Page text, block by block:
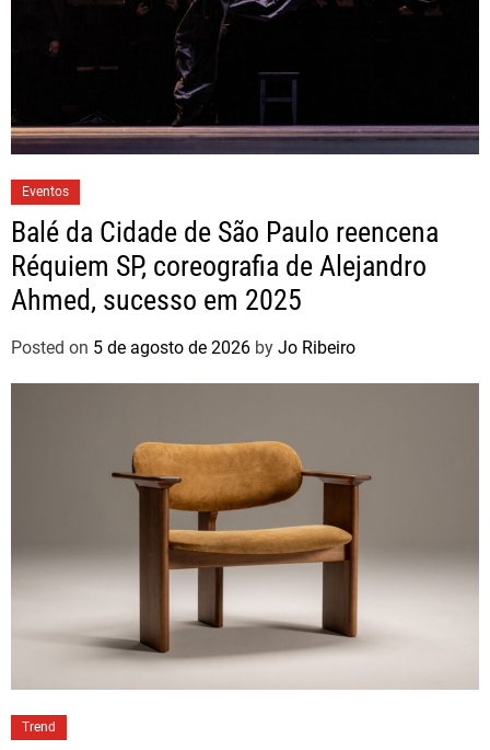
Eventos
Balé da Cidade de São Paulo reencena
Réquiem SP, coreografia de Alejandro
Ahmed, sucesso em 2025
Posted on 5 de agosto de 2026 by Jo Ribeiro
Trend